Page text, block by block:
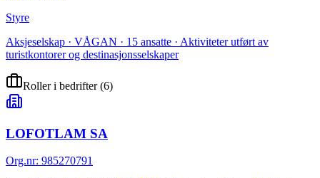
Styre
Aksjeselskap · VÅGAN · 15 ansatte · Aktiviteter utført av
turistkontorer og destinasjonsselskaper
Roller i bedrifter(6)
LOFOTLAM SA
Org.nr: 985270791